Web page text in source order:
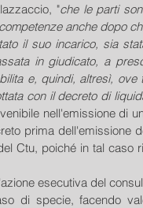
"che le parti
anche dopo
il suo incarico, sia
in giudicato, a
e, quindi, altresì, ove
con il decreto di
nell'emissione di
prima dell'emissione
Ctu, poiché in tal caso
esecutiva del
di specie, facendo